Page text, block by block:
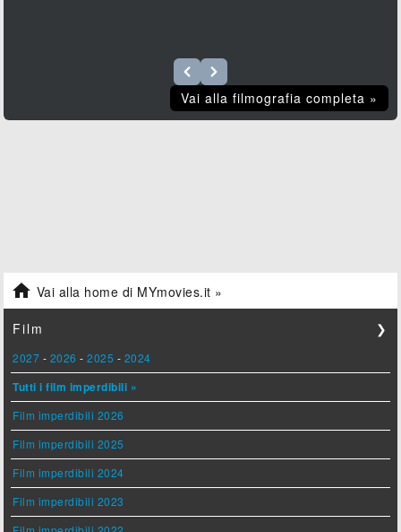
Vai alla filmografia completa »
 Vai alla home di MYmovies.it »
Film ❯
2027 - 2026 -2025 - 2024
Tutti i film imperdibili »
Film imperdibili 2026
Film imperdibili 2025
Film imperdibili 2024
Film imperdibili 2023